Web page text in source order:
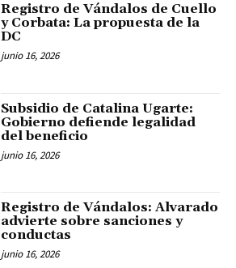
Registro de Vándalos de Cuello
y Corbata: La propuesta de la
DC
junio 16, 2026
Subsidio de Catalina Ugarte:
Gobierno defiende legalidad
del beneficio
junio 16, 2026
Registro de Vándalos: Alvarado
advierte sobre sanciones y
conductas
junio 16, 2026